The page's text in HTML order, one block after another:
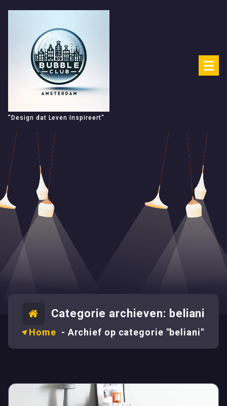
"Design dat Leven Inspireert"
Categorie archieven: beliani
Home - Archief op categorie "beliani"